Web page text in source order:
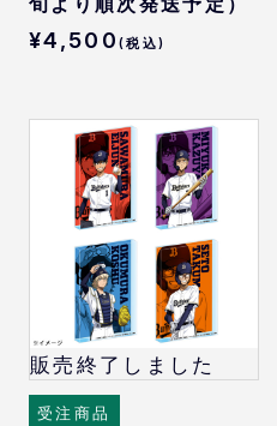
¥4,500 (税込)
販売終了しました
受注商品